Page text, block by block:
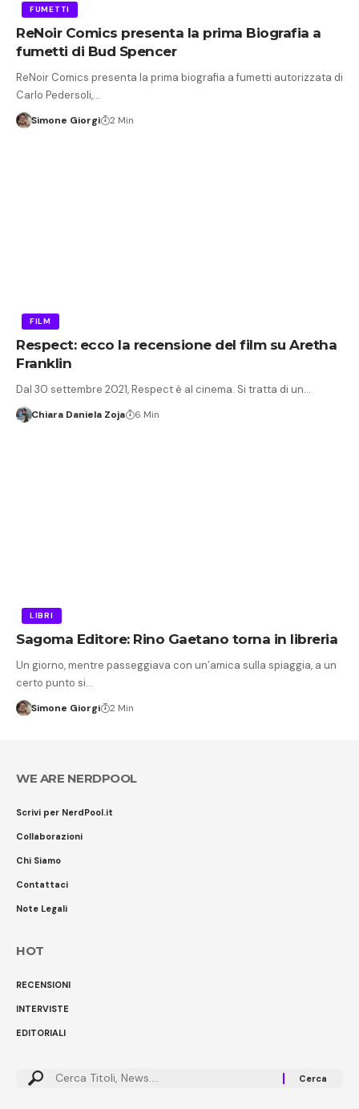
FUMETTI
ReNoir Comics presenta la prima Biografia a
fumetti di Bud Spencer
ReNoir Comics presenta la prima biografia a fumetti autorizzata di
Carlo Pedersoli,…
Simone Giorgi 2 Min
FILM
Respect: ecco la recensione del film su Aretha
Franklin
Dal 30 settembre 2021, Respect è al cinema. Si tratta di un…
Chiara Daniela Zoja 6 Min
LIBRI
Sagoma Editore: Rino Gaetano torna in libreria
Un giorno, mentre passeggiava con un’amica sulla spiaggia, a un
certo punto si…
Simone Giorgi 2 Min
WE ARE NERDPOOL
Scrivi per NerdPool.it
Collaborazioni
Chi Siamo
Contattaci
Note Legali
HOT
RECENSIONI
INTERVISTE
EDITORIALI
Cerca: